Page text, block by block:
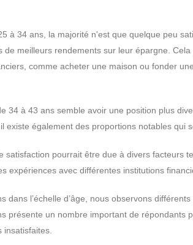
à 34 ans, la majorité n'est que quelque peu
de meilleurs rendements sur leur épargne.
comme acheter une maison ou fonder
34 à 43 ans semble avoir une position plus
existe également des proportions notables qui
satisfaction pourrait être due à divers facteurs
expériences avec différentes institutions
dans l’échelle d’âge, nous observons
présente un nombre important de répondants